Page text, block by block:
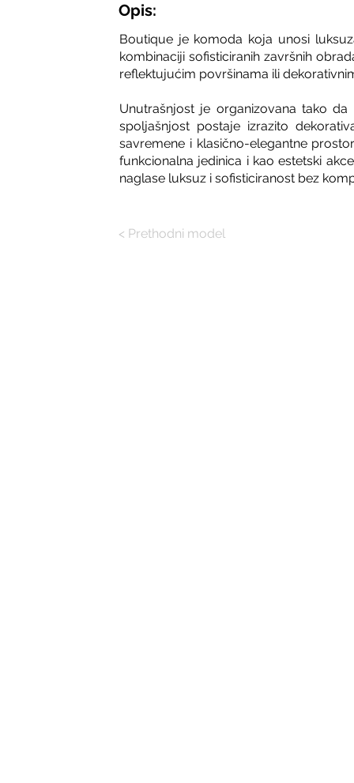
Opis:
Boutique je komoda koja unosi
kombinaciji sofisticiranih završnih
reflektujućim površinama ili
Unutrašnjost je organizovana tako
spoljašnjost postaje izrazito
savremene i klasično-elegantne
funkcionalna jedinica i kao estetski
naglase luksuz i sofisticiranost bez
< Prethodni model